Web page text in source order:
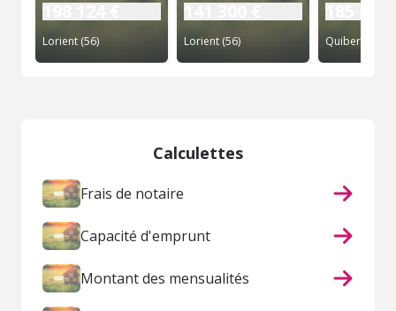
Lorient (56) Lorient (56) Quiberon (56)
Calculettes
Frais de notaire
Capacité d'emprunt
Montant des mensualités